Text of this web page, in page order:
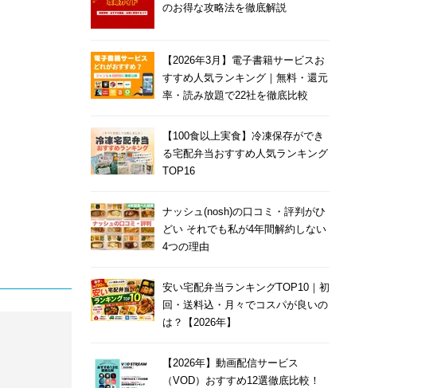
のお得な攻略法を徹底解説
【2026年3月】電子書籍サービスお
すすめ人気ランキング｜無料・還元
率・読み放題で22社を徹底比較
【100食以上実食】冷凍保存ができ
る宅配弁当おすすめ人気ランキング
TOP16
ナッシュ(nosh)の口コミ・評判がひ
どい それでも私が4年間解約しない
4つの理由
安い宅配弁当ランキングTOP10｜初
回・送料込・月々でコスパが良いの
は？【2026年】
【2026年】動画配信サービス
（VOD）おすすめ12選徹底比較！